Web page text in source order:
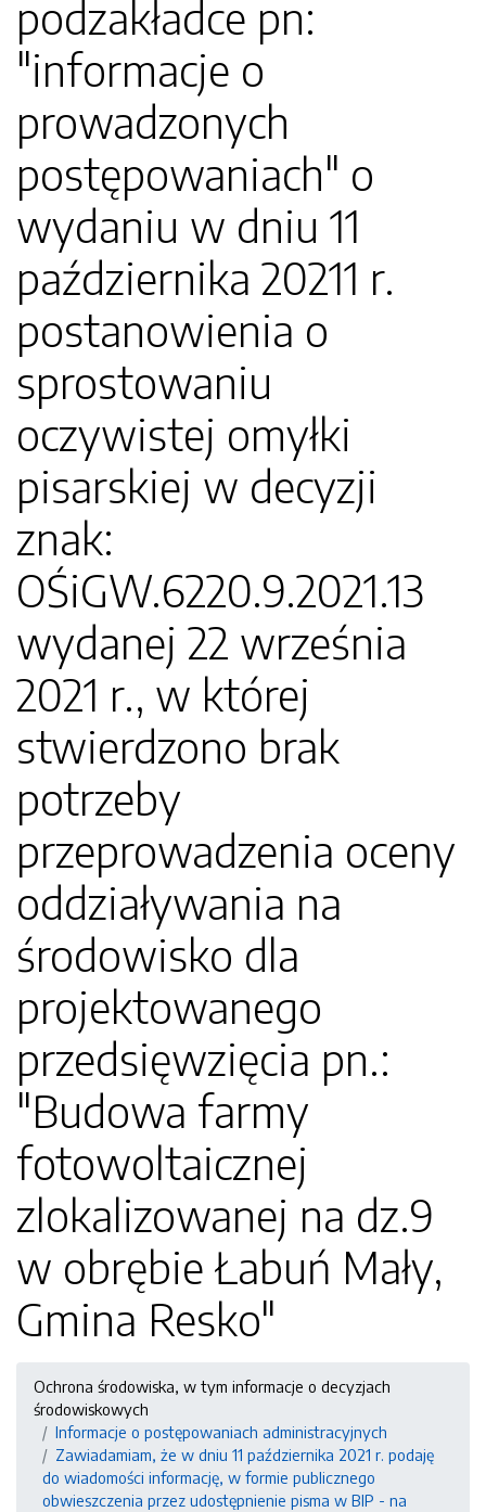
podzakładce pn:
"informacje o
prowadzonych
postępowaniach" o
wydaniu w dniu 11
października 20211 r.
postanowienia o
sprostowaniu
oczywistej omyłki
pisarskiej w decyzji
znak:
OŚiGW.6220.9.2021.13
wydanej 22 września
2021 r., w której
stwierdzono brak
potrzeby
przeprowadzenia oceny
oddziaływania na
środowisko dla
projektowanego
przedsięwzięcia pn.:
"Budowa farmy
fotowoltaicznej
zlokalizowanej na dz.9
w obrębie Łabuń Mały,
Gmina Resko"
Ochrona środowiska, w tym informacje o decyzjach
środowiskowych
Informacje o postępowaniach administracyjnych
Zawiadamiam, że w dniu 11 października 2021 r. podaję
do wiadomości informację, w formie publicznego
obwieszczenia przez udostępnienie pisma w BIP - na